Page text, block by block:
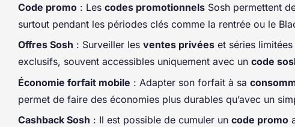
Code promo : Les codes promotionnels Sosh permettent
surtout pendant les périodes clés comme la rentrée ou le
Offres Sosh : Surveiller les ventes privées et séries
exclusifs, souvent accessibles uniquement avec un code
Économie forfait mobile : Adapter son forfait à sa
permet de faire des économies plus durables qu’avec un
Cashback Sosh : Il est possible de cumuler un code promo